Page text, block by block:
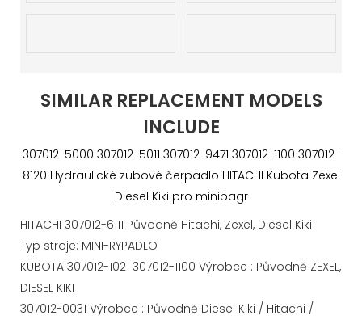
SIMILAR REPLACEMENT MODELS
INCLUDE
307012-5000 307012-5011 307012-9471 307012-1100 307012-
8120 Hydraulické zubové čerpadlo HITACHI Kubota Zexel
Diesel Kiki pro minibagr
HITACHI 307012-6111 Původně Hitachi, Zexel, Diesel Kiki
Typ stroje: MINI-RYPADLO
KUBOTA 307012-1021 307012-1100 Výrobce : Původně ZEXEL,
DIESEL KIKI
307012-0031 Výrobce : Původně Diesel Kiki / Hitachi /